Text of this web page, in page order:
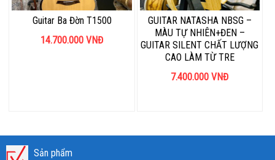
Guitar Ba Đờn T1500
14.700.000 VNĐ
GUITAR NATASHA NBSG –
MÀU TỰ NHIÊN+ĐEN –
GUITAR SILENT CHẤT LƯỢNG
CAO LÀM TỪ TRE
7.400.000 VNĐ
Sản phẩm